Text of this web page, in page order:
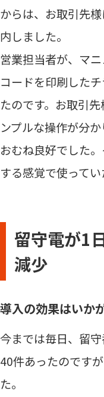
からは、お取引先
内しました。
営業担当者が、マ
コードを印刷した
たのです。お取引
ンプルな操作が分
おむね良好でした
する感覚で使ってい
留守電が1
減少
導入の効果はいか
今までは毎日、留
40件あったのです
た。